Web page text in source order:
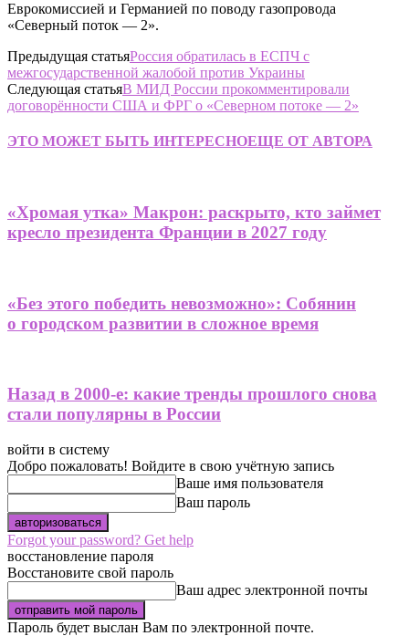
Еврокомиссией и Германией по поводу газопровода
«Северный поток — 2».
Предыдущая статьяРоссия обратилась в ЕСПЧ с
межгосударственной жалобой против Украины
Следующая статьяВ МИД России прокомментировали
договорённости США и ФРГ о «Северном потоке — 2»
ЭТО МОЖЕТ БЫТЬ ИНТЕРЕСНОЕЩЕ ОТ АВТОРА
«Хромая утка» Макрон: раскрыто, кто займет
кресло президента Франции в 2027 году
«Без этого победить невозможно»: Собянин
о городском развитии в сложное время
Назад в 2000-е: какие тренды прошлого снова
стали популярны в России
войти в систему
Добро пожаловать! Войдите в свою учётную запись
Ваше имя пользователя
Ваш пароль
Forgot your password? Get help
восстановление пароля
Восстановите свой пароль
Ваш адрес электронной почты
Пароль будет выслан Вам по электронной почте.